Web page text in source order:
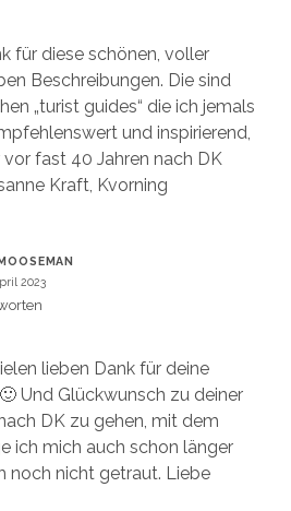
für diese schönen, voller
Beschreibungen. Die sind
„turist guides“ die ich jemals
und inspirierend,
fast 40 Jahren nach DK
Kraft, Kvorning
2023
lieben Dank für deine
Und Glückwunsch zu deiner
DK zu gehen, mit dem
ich mich auch schon länger
noch nicht getraut. Liebe